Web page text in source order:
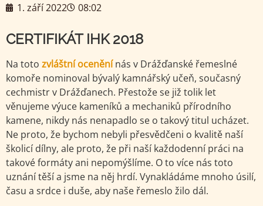
1. září 2022 08:02
CERTIFIKÁT IHK 2018
Na toto zvláštní oceněnínás v Drážďanské řemeslné
komoře nominoval bývalý kamnářský učeň, současný
cechmistr v Drážďanech. Přestože se již tolik let
věnujeme výuce kameníků a mechaniků přírodního
kamene, nikdy nás nenapadlo se o takový titul ucházet.
Ne proto, že bychom nebyli přesvědčeni o kvalitě naší
školicí dílny, ale proto, že při naší každodenní práci na
takové formáty ani nepomýšlíme. O to více nás toto
uznání těší a jsme na něj hrdí. Vynakládáme mnoho úsilí,
času a srdce i duše, aby naše řemeslo žilo dál.